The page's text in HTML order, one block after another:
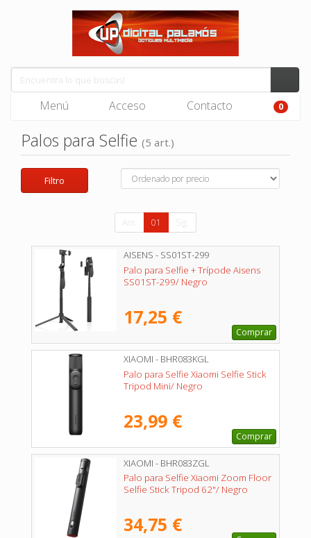
Menú Acceso Contacto 0
Palos para Selfie (5 art.)
Filtro
Ant. 01 Sig.
AISENS - SS01ST-299
Palo para Selfie + Trípode Aisens
SS01ST-299/ Negro
17,25 €
Comprar
XIAOMI - BHR083KGL
Palo para Selfie Xiaomi Selfie Stick
Tripod Mini/ Negro
23,99 €
Comprar
XIAOMI - BHR083ZGL
Palo para Selfie Xiaomi Zoom Floor
Selfie Stick Tripod 62"/ Negro
34,75 €